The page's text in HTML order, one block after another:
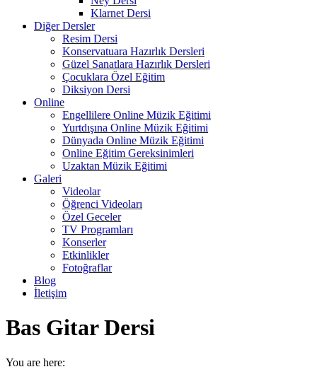
Klarnet Dersi
Diğer Dersler
Resim Dersi
Konservatuara Hazırlık Dersleri
Güzel Sanatlara Hazırlık Dersleri
Çocuklara Özel Eğitim
Diksiyon Dersi
Online
Engellilere Online Müzik Eğitimi
Yurtdışına Online Müzik Eğitimi
Dünyada Online Müzik Eğitimi
Online Eğitim Gereksinimleri
Uzaktan Müzik Eğitimi
Galeri
Videolar
Öğrenci Videoları
Özel Geceler
TV Programları
Konserler
Etkinlikler
Fotoğraflar
Blog
İletişim
Bas Gitar Dersi
You are here: